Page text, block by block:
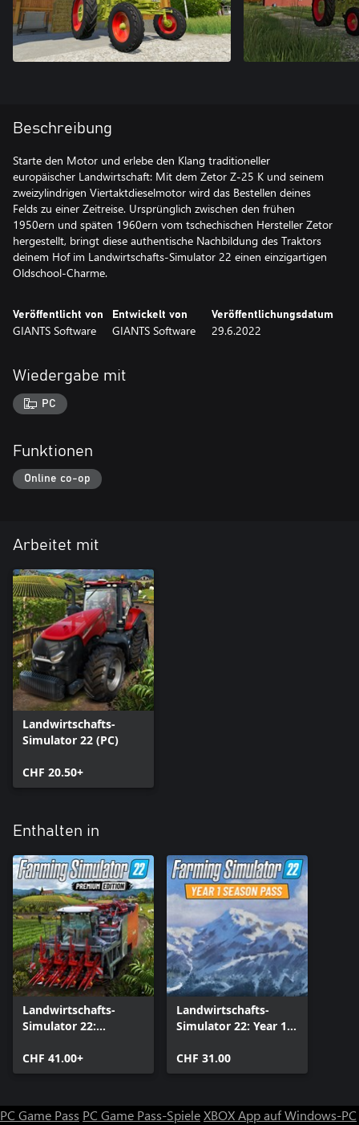
Beschreibung
Starte den Motor und erlebe den Klang traditioneller
europäischer Landwirtschaft: Mit dem Zetor Z-25 K und seinem
zweizylindrigen Viertaktdieselmotor wird das Bestellen deines
Felds zu einer Zeitreise. Ursprünglich zwischen den frühen
1950ern und späten 1960ern vom tschechischen Hersteller Zetor
hergestellt, bringt diese authentische Nachbildung des Traktors
deinem Hof im Landwirtschafts-Simulator 22 einen einzigartigen
Oldschool-Charme.
Veröffentlicht von
GIANTS Software
Entwickelt von
GIANTS Software
Veröffentlichungsdatum
29.6.2022
Wiedergabe mit
PC
Funktionen
Online co-op
Arbeitet mit
Landwirtschafts-
Simulator 22 (PC)
CHF 20.50+
Enthalten in
Landwirtschafts-
Simulator 22:
CHF 41.00+
Landwirtschafts-
Simulator 22: Year 1
CHF 31.00
PC Game Pass PC Game Pass-SpieleXBOX App auf Windows-PC